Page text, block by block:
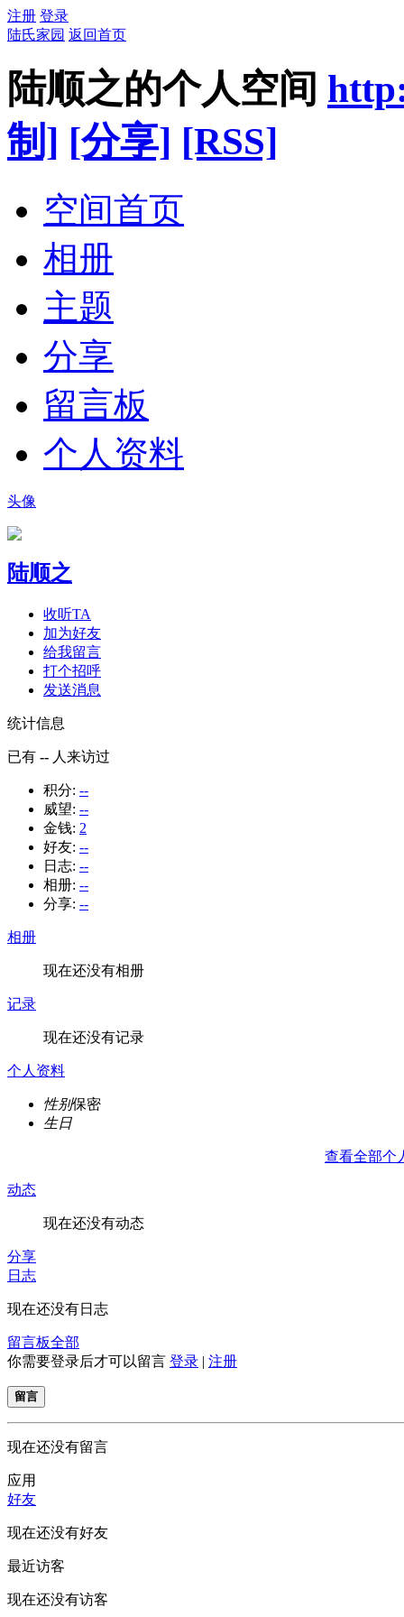
注册 登录
陆氏家园 返回首页
陆顺之的个人空间
制] [分享] [RSS]
空间首页
相册
主题
分享
留言板
个人资料
头像
陆顺之
收听TA
加为好友
给我留言
打个招呼
发送消息
统计信息
已有 -- 人来访过
积分: --
威望: --
金钱: 2
好友: --
日志: --
相册: --
分享: --
相册
现在还没有相册
记录
现在还没有记录
个人资料
性别保密
生日
查看全部个
动态
现在还没有动态
分享
日志
现在还没有日志
留言板全部
你需要登录后才可以留言 登录 | 注册
留言
现在还没有留言
应用
好友
现在还没有好友
最近访客
现在还没有访客